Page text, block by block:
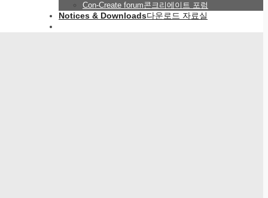
Con-Create forum콘크리에이트 포럼
Notices & Downloads다운로드 자료실